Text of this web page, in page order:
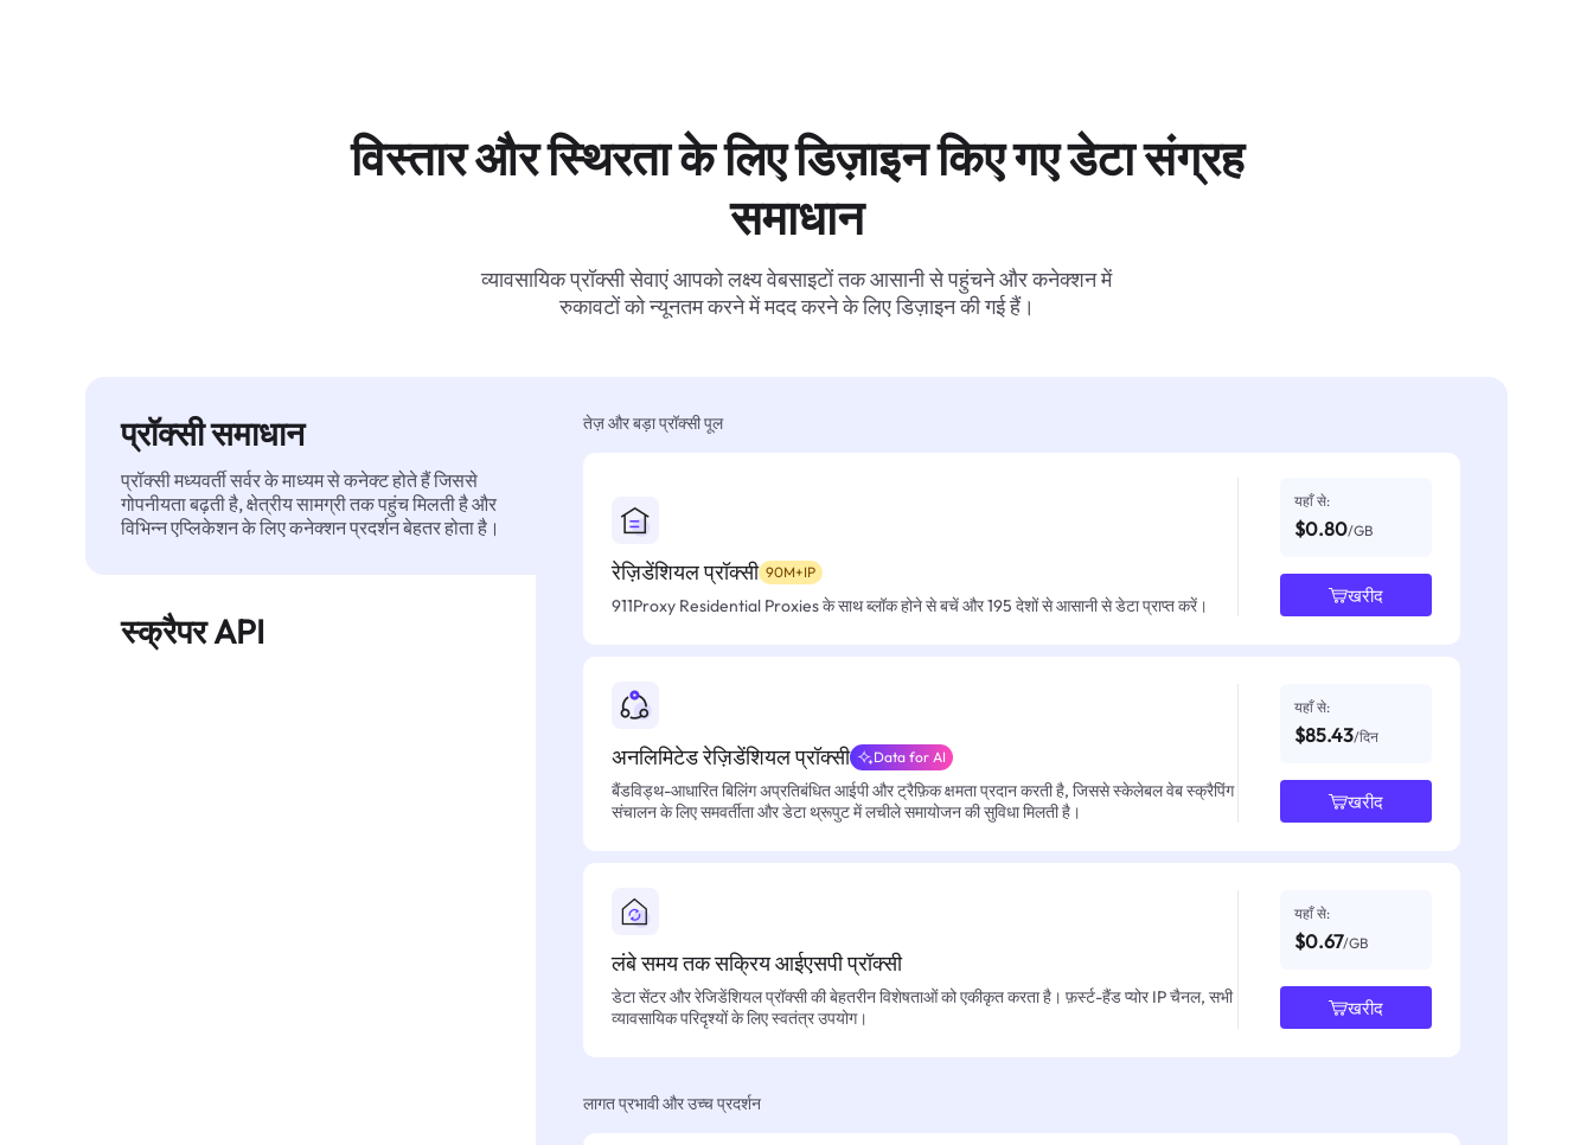
विस्तार और स्थिरता के लिए डिज़ाइन किए गए डेटा संग्रह
समाधान
व्यावसायिक प्रॉक्सी सेवाएं आपको लक्ष्य वेबसाइटों तक आसानी से पहुंचने और कनेक्शन में
रुकावटों को न्यूनतम करने में मदद करने के लिए डिज़ाइन की गई हैं।
प्रॉक्सी समाधान
प्रॉक्सी मध्यवर्ती सर्वर के माध्यम से कनेक्ट होते हैं जिससे
गोपनीयता बढ़ती है, क्षेत्रीय सामग्री तक पहुंच मिलती है और
विभिन्न एप्लिकेशन के लिए कनेक्शन प्रदर्शन बेहतर होता है।
स्क्रैपर API
तेज़ और बड़ा प्रॉक्सी पूल
रेज़िडेंशियल प्रॉक्सी 90M+IP
911Proxy Residential Proxies के साथ ब्लॉक होने से बचें और 195 देशों से आसानी से डेटा प्राप्त करें।
यहाँ से:
$0.80/GB
खरीद
अनलिमिटेड रेज़िडेंशियल प्रॉक्सी Data for AI
बैंडविड्थ-आधारित बिलिंग अप्रतिबंधित आईपी और ट्रैफ़िक क्षमता प्रदान करती है, जिससे स्केलेबल वेब स्क्रैपिंग
संचालन के लिए समवर्तीता और डेटा थ्रूपुट में लचीले समायोजन की सुविधा मिलती है।
यहाँ से:
$85.43/दिन
खरीद
लंबे समय तक सक्रिय आईएसपी प्रॉक्सी
डेटा सेंटर और रेजिडेंशियल प्रॉक्सी की बेहतरीन विशेषताओं को एकीकृत करता है। फ़र्स्ट-हैंड प्योर IP चैनल, सभी
व्यावसायिक परिदृश्यों के लिए स्वतंत्र उपयोग।
यहाँ से:
$0.67/GB
खरीद
लागत प्रभावी और उच्च प्रदर्शन